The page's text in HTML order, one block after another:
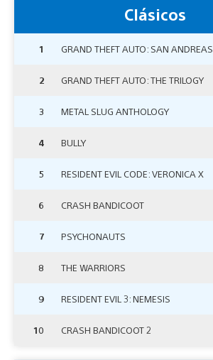
Clásicos
1 GRAND THEFT AUTO: SAN ANDREAS
2 GRAND THEFT AUTO: THE TRILOGY
3 METAL SLUG ANTHOLOGY
4 BULLY
5 RESIDENT EVIL CODE: VERONICA X
6 CRASH BANDICOOT
7 PSYCHONAUTS
8 THE WARRIORS
9 RESIDENT EVIL 3: NEMESIS
10 CRASH BANDICOOT 2